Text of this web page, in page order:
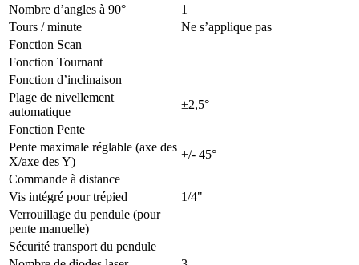
Nombre d’angles à 90°
1
Tours / minute
Ne s’applique pas
Fonction Scan
Fonction Tournant
Fonction d’inclinaison
Plage de nivellement
automatique
±2,5°
Fonction Pente
Pente maximale réglable (axe des
X/axe des Y)
+/- 45°
Commande à distance
Vis intégré pour trépied
1/4"
Verrouillage du pendule (pour
pente manuelle)
Sécurité transport du pendule